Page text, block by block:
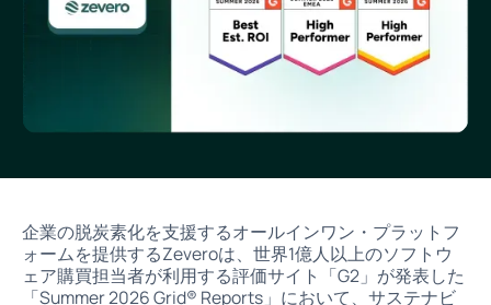
企業の脱炭素化を支援するオールインワン・プラットフ
ォームを提供するZeveroは、世界1億人以上のソフトウ
ェア購買担当者が利用する評価サイト「G2」が発表した
「Summer 2026 Grid® Reports」において、サステナビ